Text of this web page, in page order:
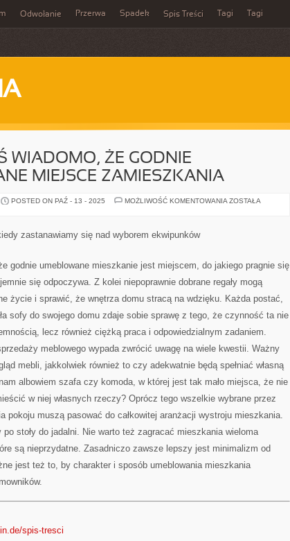
Odwołanie Przerwa Spadek Spis Treści Tagi Tagi
WIADOMO, ŻE GODNIE
MIEJSCE ZAMIESZKANIA
POSTED ON PAŹ - 13 - 2025 MOŻLIWOŚĆ KOMENTOWANIA NIE
ZAMIESZKANIA
ZOSTAŁA
zastanawiamy się nad wyborem ekwipunków
godnie umeblowane mieszkanie jest miejscem, do jakiego pragnie się
się odpoczywa. Z kolei niepoprawnie dobrane regały mogą
życie i sprawić, że wnętrza domu stracą na wdzięku. Każda postać,
sofy do swojego domu zdaje sobie sprawę z tego, że czynność ta nie
lecz również ciężką praca i odpowiedzialnym zadaniem.
meblowego wypada zwrócić uwagę na wiele kwestii. Ważny
mebli, jakkolwiek również to czy adekwatnie będą spełniać własną
albowiem szafa czy komoda, w której jest tak mało miejsca, że nie
w niej własnych rzeczy? Oprócz tego wszelkie wybrane przez
pokoju muszą pasować do całkowitej aranżacji wystroju mieszkania.
po stoły do jadalni. Nie warto też zagracać mieszkania wieloma
są nieprzydatne. Zasadniczo zawsze lepszy jest minimalizm od
jest też to, by charakter i sposób umeblowania mieszkania
spis-tresci